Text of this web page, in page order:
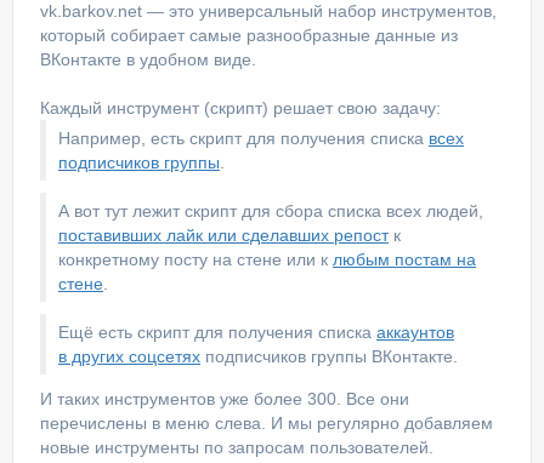
vk.barkov.net — это универсальный набор инструментов,
который собирает самые разнообразные данные из
ВКонтакте в удобном виде.
Каждый инструмент (скрипт) решает свою задачу:
Например, есть скрипт для получения списка всех
подписчиков группы
А вот тут лежит скрипт для сбора списка всех людей,
поставивших лайк или сделавших репостк
конкретному посту на стене или к любым постам на
стене
Ещё есть скрипт для получения списка аккаунтов
в других соцсетях подписчиков группы ВКонтакте.
И таких инструментов уже более 300. Все они
перечислены в меню слева. И мы регулярно добавляем
новые инструменты по запросам пользователей.